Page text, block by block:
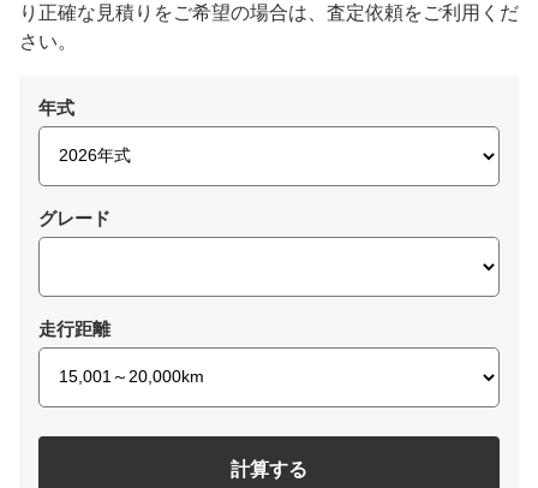
り正確な見積りをご希望の場合は、査定依頼をご利用くだ
さい。
年式
グレード
走行距離
計算する